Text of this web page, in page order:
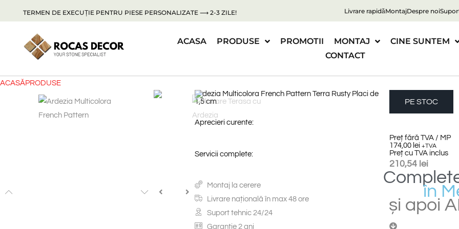
TERMEN DE EXECUȚIE PENTRU PIESE PERSONALIZATE ⟶ 2-3 ZILE! Livrare rapidăMontajDespre noi
ACASA PRODUSE PROMOTII MONTAJ CINE SUNTEM
CONTACT
ACASĂPRODUSE
Ardezia Multicolora French Pattern Terra Rusty Placi de
1,5 cm
Aprecieri curente:
Servicii complete:
Montaj la cerere
Livrare națională în max 48 ore
Suport tehnic 24/24
Garanție 2 ani
PE STOC
Preț fără TVA / MP
174,00 lei +TVA
Preț cu TVA inclus
210,54 lei
și apoi